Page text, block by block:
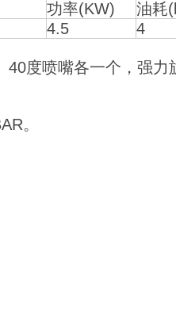
功率(KW)
油耗
4.5
4
度喷嘴各一个，强力
。